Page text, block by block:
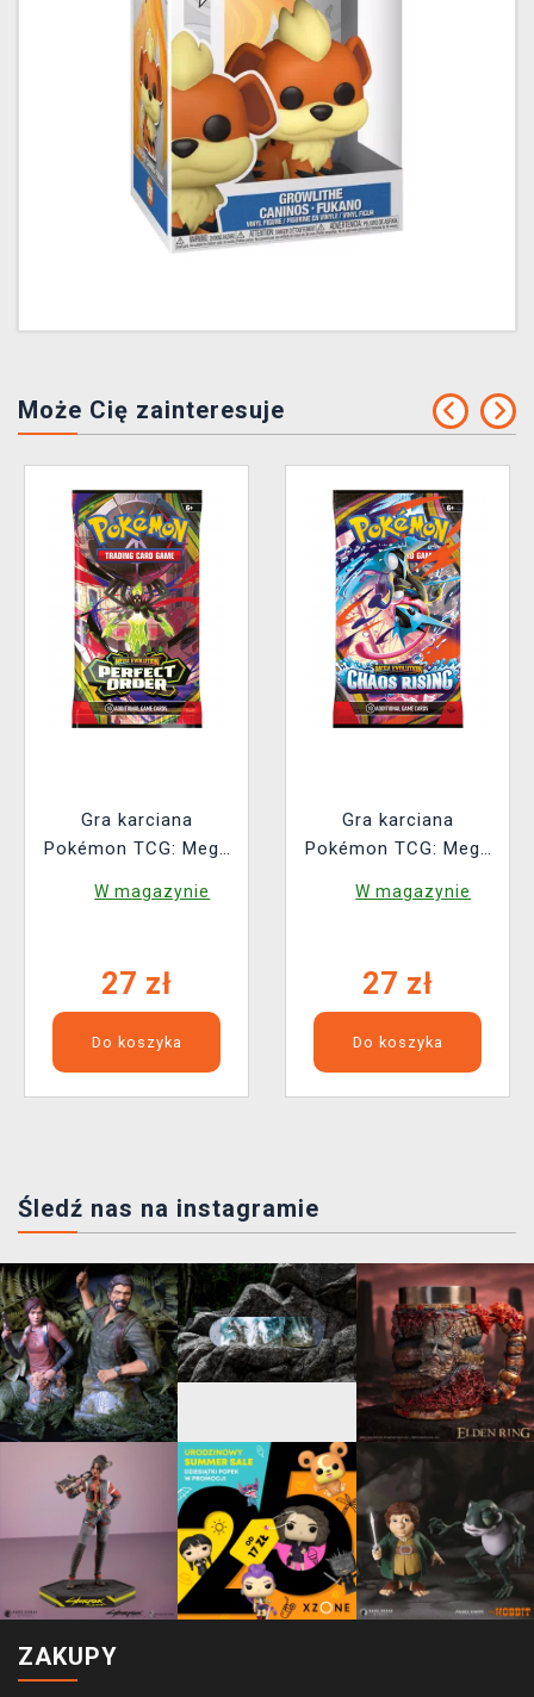
Może Cię zainteresuje
Gra karciana
Pokémon TCG: Mega
Order Booster (10
W magazynie
27 zł
Do koszyka
Gra karciana
Pokémon TCG: Mega
Rising - Booster (10
W magazynie
27 zł
Do koszyka
Śledź nas na instagramie
ZAKUPY